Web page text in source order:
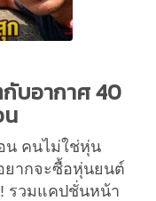
บอากาศ 40
น คนไม่ใช่หุ่น
ากจะซื้อหุ่นยนต์
รวมแคปชั่นหน้า